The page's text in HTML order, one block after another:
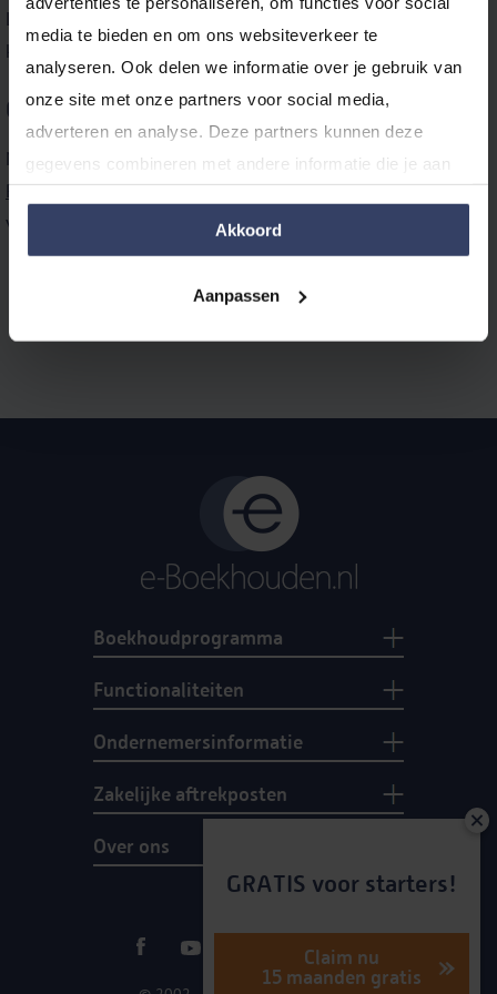
media te bieden en om ons websiteverkeer te
analyseren. Ook delen we informatie over je gebruik van
onze site met onze partners voor social media,
adverteren en analyse. Deze partners kunnen deze
gegevens combineren met andere informatie die je aan
van jouw gebruik van hun services.
Akkoord
Aanpassen
Lees de
My Member Software-handleiding
koppeling activeert en start direct.
Gratis uitproberen
Maak je nog geen gebruik van e‑Boekhouden.nl?
Probeeralle functies, inclusief de koppeling, gratis en
vrijblijvend uit!
Boekhoudprogramma
Functionaliteiten
Ondernemersinformatie
Zakelijke aftrekposten
Over ons
GRATIS voor starters!
Claim nu
15 maanden gratis